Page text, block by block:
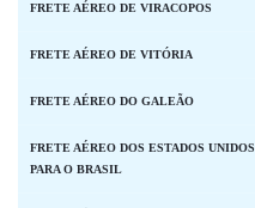
FRETE AÉREO DE VIRACOPOS
FRETE AÉREO DE VITÓRIA
FRETE AÉREO DO GALEÃO
FRETE AÉREO DOS ESTADOS UNIDOS
PARA O BRASIL